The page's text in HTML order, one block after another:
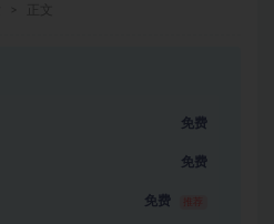
免费
免费
免费